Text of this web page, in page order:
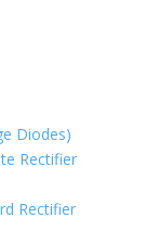
Diodes)
Rectifier
Rectifier